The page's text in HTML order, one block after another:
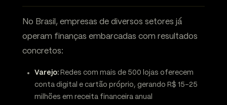
No Brasil, empresas de diversos setores já
operam finanças embarcadas com resultados
concretos:
Varejo: Redes com mais de 500 lojas oferecem
conta digital e cartão próprio, gerando R$ 15-25
milhões em receita financeira anual